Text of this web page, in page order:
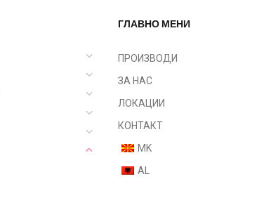
ГЛАВНО МЕНИ
ПРОИЗВОДИ
ЗА НАС
ЛОКАЦИИ
КОНТАКТ
MK
AL